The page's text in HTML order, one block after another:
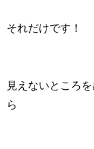
それだけです！
見えないところ
ら